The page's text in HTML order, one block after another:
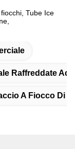
Tube Ice
Raffreddate Ad
A Fiocco Di